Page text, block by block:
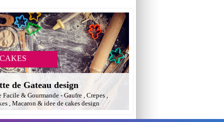
de Gateau design
Facile & Gourmande - Gaufre , Crepes ,
, Macaron & idee de cakes design